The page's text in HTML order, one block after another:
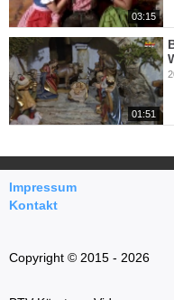
03:15
01:51
Impressum
Kontakt
Copyright © 2015 - 2026